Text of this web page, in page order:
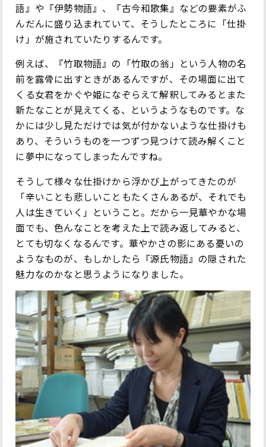
語』や『伊勢物語』、『古今和歌集』などの要素がふ
んだんに盛り込まれていて、そうしたところに「仕掛
け」が施されていたりするんです。
例えば、『竹取物語』の「竹取の翁」という人物の名
前を露骨に出すときがあるんですが、その場面に出て
くる女君をかぐや姫になぞらえて解釈してみるとまた
新たなことが見えてくる、というようなものです。な
かには少し見ただけでは気が付かないような仕掛けも
あり、そういうものを一つずつ見つけて読み解くこと
に夢中になってしまったんですね。
そうして様々な仕掛けから浮かび上がってきたのが
「辛いことも悲しいこともたくさんあるが、それでも
人は生きていく」ということ。だから一見華やかな場
面でも、色んなことを考えた上で読み返してみると、
とても切なくなるんです。華やかさの影にある憂いの
ようなものが、もしかしたら『源氏物語』の隠された
魅力なのかなと思うようになりました。